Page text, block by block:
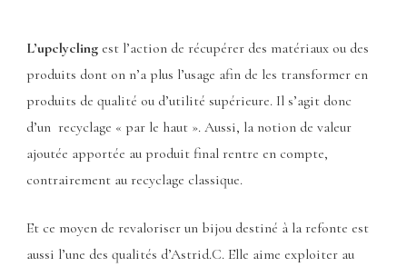
L’upclycling est l’action de récupérer des matériaux ou des
produits dont on n’a plus l’usage afin de les transformer en
produits de qualité ou d’utilité supérieure. Il s’agit donc
d’un recyclage « par le haut ». Aussi, la notion de valeur
ajoutée apportée au produit final rentre en compte,
contrairement au recyclage classique.
Et ce moyen de revaloriser un bijou destiné à la refonte est
aussi l’une des qualités d’Astrid.C. Elle aime exploiter au